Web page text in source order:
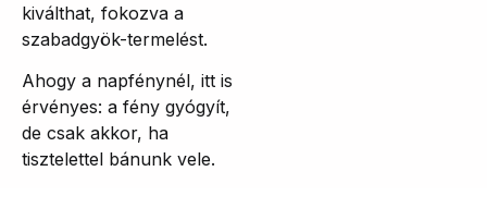
kiválthat, fokozva a
szabadgyök-termelést.
Ahogy a napfénynél, itt is
érvényes: a fény gyógyít,
de csak akkor, ha
tisztelettel bánunk vele.